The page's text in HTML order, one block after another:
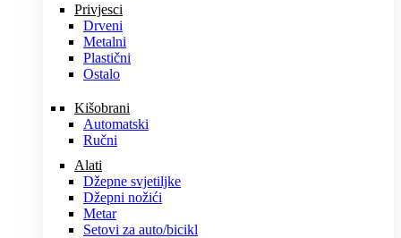
Privjesci
Drveni
Metalni
Plastični
Ostalo
Kišobrani
Automatski
Ručni
Alati
Džepne svjetiljke
Džepni nožići
Metar
Setovi za auto/bicikl